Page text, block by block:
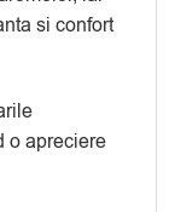
si confort
o apreciere